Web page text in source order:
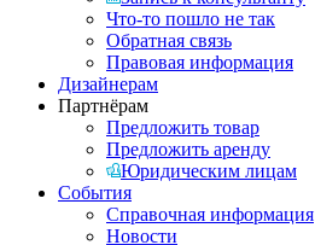
Что-то пошло не так
Обратная связь
Правовая информация
Дизайнерам
Партнёрам
Предложить товар
Предложить аренду
Юридическим лицам
События
Справочная информация
Новости